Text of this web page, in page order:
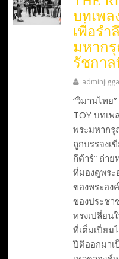
บทเพล
เพื่อรำ
มหาก
รัชกาล
“วิมานไทย
TOY บทเพ
พระมหาก
ถูกบรรจงเ
กีต้าร์” ถ่า
ที่มองดูพระ
ของพระอง
ของประช
ทรงเปลี่ยน
ที่เต็มเปี่ยม
ปิติออกมาเ